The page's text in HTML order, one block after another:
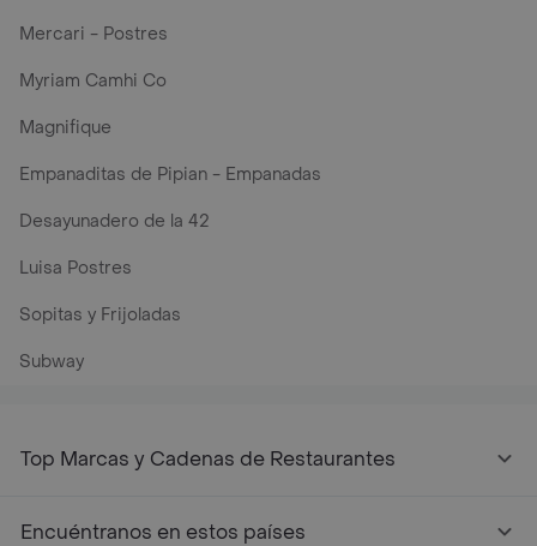
Mercari - Postres
Myriam Camhi Co
Magnifique
Empanaditas de Pipian - Empanadas
Desayunadero de la 42
Luisa Postres
Sopitas y Frijoladas
Subway
Top Marcas y Cadenas de Restaurantes
Encuéntranos en estos países